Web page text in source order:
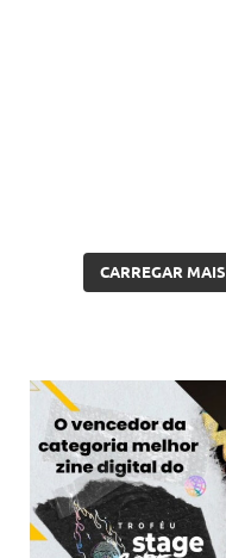
CARREGAR MAIS